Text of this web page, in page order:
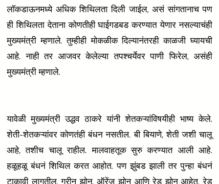
लॉकडाऊनमध्ये अधिक शिथिलता दिली जाईल, असं सांगतानाच पण
ही शिथिलता देताना कोणतीही घाईगडबड करण्यात येणार नसल्याचंही
मुख्यमंत्री म्हणाले. तुम्हीही मोकळीक दिल्यानंतरही काळजी घ्यायची
आहे. नाही तर आजवर केलेल्या तपश्चर्येवर पाणी फिरेल, असंही
मुख्यमंत्री म्हणाले.
यावेळी मुख्यमंत्री उद्धव ठाकरे यांनी शेतकऱ्यांविषयीही भाष्य केले.
शेती-शेतकऱ्यांवर कोणतंही बंधन नसतील. बी बियाणे, शेती जशी चालू
आहे, तशीच चालू राहील. मालवाहतूक सुरु करण्यात आली आहे.
हळूहळू बंधनं शिथिल करत आहोत. पण झुंबड झाली तर पुन्हा बंधनं
टाकावी लागतील. ग्रीन झोन, ऑरेंज झोन आणि रेड झोन आहेत. रेड